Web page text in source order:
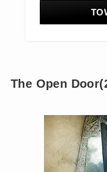
The Open